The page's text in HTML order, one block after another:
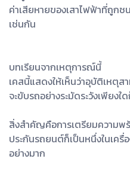
ค่าเสียหายของเสาไฟฟ้าที่ถูก
เช่นกัน
บทเรียนจากเหตุการณ์นี้
เคสนี้แสดงให้เห็นว่าอุบัติเหตุส
จะขับรถอย่างระมัดระวังเพียงใ
สิ่งสำคัญคือการเตรียมความพ
ประกันรถยนต์ก็เป็นหนึ่งในเครื่
อย่างมาก